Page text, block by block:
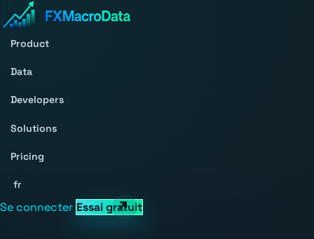
Product
Data
Developers
Solutions
Pricing
fr
Se connecter Essai gratuit